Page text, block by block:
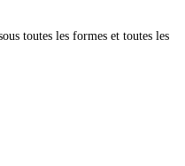
toutes les formes et toutes les